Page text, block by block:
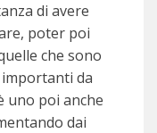
di avere
poter poi
che sono
da
uno poi anche
dai